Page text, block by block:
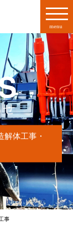
せ
解体工事・
事